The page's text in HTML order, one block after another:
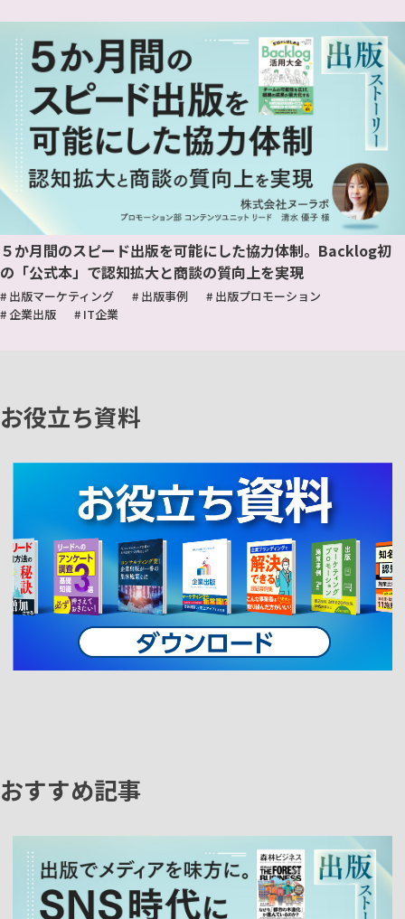
５か月間のスピード出版を可能にした協力体制。Backlog初
の「公式本」で認知拡大と商談の質向上を実現
# 出版マーケティング # 出版事例
# 出版プロモーション
# 企業出版
# IT企業
お役立ち資料
おすすめ記事